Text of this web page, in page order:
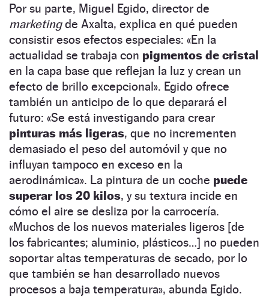
Por su parte, Miguel Egido, director de
marketingde Axalta, explica en qué pueden
consistir esos efectos especiales: «En la
actualidad se trabaja con pigmentos de cristal
en la capa base que reflejan la luz y crean un
efecto de brillo excepcional». Egido ofrece
también un anticipo de lo que deparará el
futuro: «Se está investigando para crear
pinturas más ligeras, que no incrementen
demasiado el peso del automóvil y que no
influyan tampoco en exceso en la
aerodinámica». La pintura de un coche puede
superar los 20 kilos, y su textura incide en
cómo el aire se desliza por la carrocería.
«Muchos de los nuevos materiales ligeros [de
los fabricantes; aluminio, plásticos…] no pueden
soportar altas temperaturas de secado, por lo
que también se han desarrollado nuevos
procesos a baja temperatura», abunda Egido.